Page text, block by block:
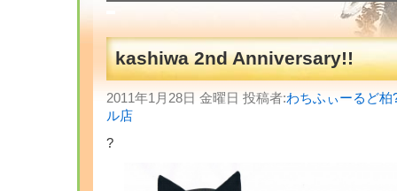
kashiwa 2nd Anniversary!!
2011年1月28日 金曜日 投稿者:わちふぃーるど
ル店
?